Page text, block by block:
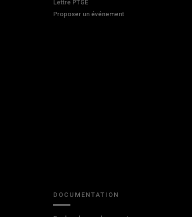
Lettre PTGE
Proposer un événement
DOCUMENTATION